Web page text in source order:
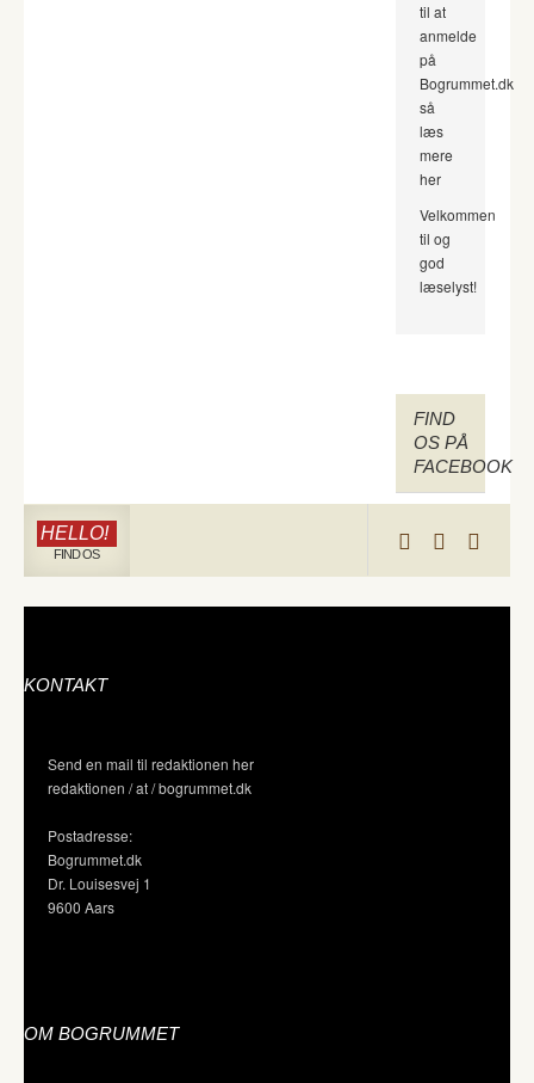
til at
anmelde
på
Bogrummet.dk
så
læs
mere
her
Velkommen
til og
god
læselyst!
FIND
OS PÅ
FACEBOOK
HELLO!
FIND OS
KONTAKT
Send en mail til redaktionen her
redaktionen / at / bogrummet.dk
Postadresse:
Bogrummet.dk
Dr. Louisesvej 1
9600 Aars
OM BOGRUMMET